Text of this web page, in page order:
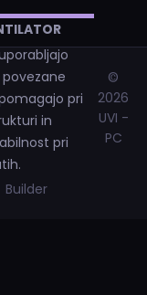
pri
in
pri
©
2026
UVI -
PC
Builder